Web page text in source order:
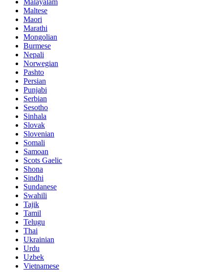
Maltese
Maori
Marathi
Mongolian
Burmese
Nepali
Norwegian
Pashto
Persian
Punjabi
Serbian
Sesotho
Sinhala
Slovak
Slovenian
Somali
Samoan
Scots Gaelic
Shona
Sindhi
Sundanese
Swahili
Tajik
Tamil
Telugu
Thai
Ukrainian
Urdu
Uzbek
Vietnamese